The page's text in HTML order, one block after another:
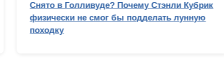
Снято в Голливуде? Почему Стэнли Кубрик
физически не смог бы подделать лунную
походку